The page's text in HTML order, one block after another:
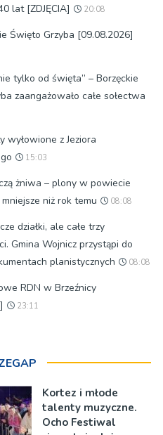
lat [ZDJĘCIA]
20:08
Święto Grzyba [09.08.2026]
tylko od święta” – Borzęckie
zaangażowało całe sołectwa
wyłowione z Jeziora
15:03
żniwa – plony w powiecie
niż rok temu
08:08
działki, ale całe trzy
Gmina Wojnicz przystąpi do
planistycznych
08:08
RDN w Brzeźnicy
23:11
Kortez i młode
talenty muzyczne.
Ocho Festiwal